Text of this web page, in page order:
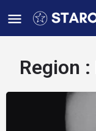
Region :